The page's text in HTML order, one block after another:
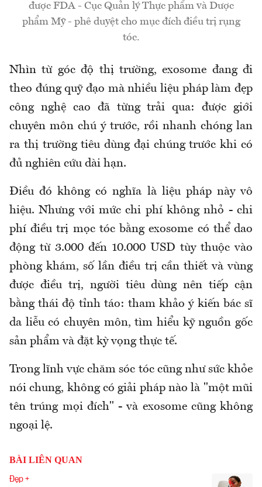
được FDA - Cục Quản lý Thực phẩm và Dược
phẩm Mỹ - phê duyệt cho mục đích điều trị rụng
tóc.
Nhìn từ góc độ thị trường, exosome đang đi
theo đúng quỹ đạo mà nhiều liệu pháp làm đẹp
công nghệ cao đã từng trải qua: được giới
chuyên môn chú ý trước, rồi nhanh chóng lan
ra thị trường tiêu dùng đại chúng trước khi có
đủ nghiên cứu dài hạn.
Điều đó không có nghĩa là liệu pháp này vô
hiệu. Nhưng với mức chi phí không nhỏ - chi
phí điều trị mọc tóc bằng exosome có thể dao
động từ 3.000 đến 10.000 USD tùy thuộc vào
phòng khám, số lần điều trị cần thiết và vùng
được điều trị, người tiêu dùng nên tiếp cận
bằng thái độ tỉnh táo: tham khảo ý kiến bác sĩ
da liễu có chuyên môn, tìm hiểu kỹ nguồn gốc
sản phẩm và đặt kỳ vọng thực tế.
Trong lĩnh vực chăm sóc tóc cũng như sức khỏe
nói chung, không có giải pháp nào là "một mũi
tên trúng mọi đích" - và exosome cũng không
ngoại lệ.
BÀI LIÊN QUAN
Đẹp +